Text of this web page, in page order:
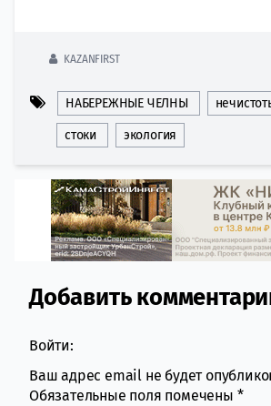
KAZANFIRST
НАБЕРЕЖНЫЕ ЧЕЛНЫ
стоки экология
Comment section
Добавить
Войти:
Ваш адрес email не будет
Обязательные поля помечены *